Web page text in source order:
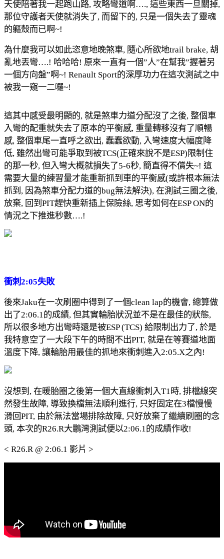
天使陪著我一起跑山路, 攻略彎道啊…., 這些東西一旦關掉,
那位守護者天使就消失了, 而留下的, 只是一個失去了靈魂
的軀殼而已啊~!
為什麼我可以如此恣意地晚煞車, 隨心所欲地trail brake, 胡
亂地丟彎….! 哈哈哈! 原來一直有一個”人”在幫我”握著另
一個方向盤”啊~! Renault Sport的深厚功力在這次測試之中
被我一窺一二囉~!
這其中感受最明顯的, 就是煞車力道分配沒了之後, 整個車
入彎的配重就失去了原本的平衡感, 重量轉移沒有了順暢
感, 整個車尾一直呼之欲出, 蠢蠢欲動, 入彎速度大幅度降
低, 雖然出彎可能爭取到被TCS(正確來說不是ESP)限制住
的那一秒, 但入彎大概就損失了5-6秒, 簡直得不償失~! 這
需要大量的練習量才能重新抓到車的平衡感(或許根本無法
抓到, 因為煞車分配力道的bug無法解決), 在測試三圈之後,
放棄, 回到PIT趕快重新插上保險絲, 思考如何在ESP ON的
情況之下推進秒數….!
衝刺2:05失敗
後來Jaku在一次刷圈中得到了一個clean lap的機會, 總算做
出了2:06.1的成績, 但其實輪胎狀況並不是在最佳的狀態,
所以很多地方出彎時還是被ESP (TCS) 給限制出力了, 於是
我特意空了一大段下午的時間不出PIT, 就是在等賽道地面
溫度下降, 讓輪胎用最佳的抓地來衝刺進入2:05.X之內!
沒想到, 在暖胎圈之後第一個大直線衝刺入T1時, 排檔線突
然發生故障, 導致換檔無法順利進行, 只好固定在3檔慢慢
滑回PIT, 由於無法當場排除故障, 只好放棄了繼續刷圈的念
頭, 本次的R26.R大鵬灣測試便以2:06.1的成績作收!
< R26.R @ 2:06.1 影片 >